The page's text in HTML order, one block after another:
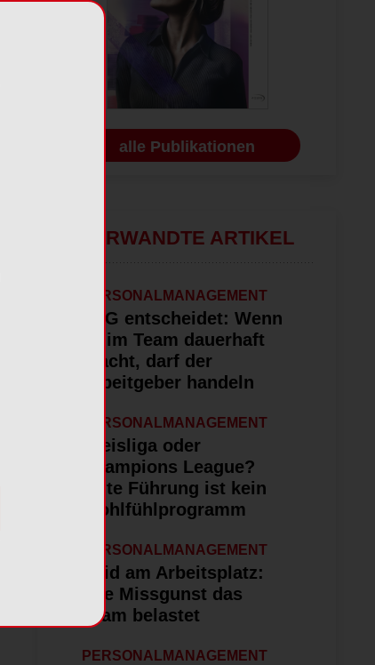
alle Publikationen
VERWANDTE ARTIKEL
PERSONALMANAGEMENT
LAG entscheidet: Wenn
es im Team dauerhaft
kracht, darf der
Arbeitgeber handeln
PERSONALMANAGEMENT
Kreisliga oder
Champions League?
Gute Führung ist kein
Wohlfühlprogramm
PERSONALMANAGEMENT
Neid am Arbeitsplatz:
Wie Missgunst das
Team belastet
PERSONALMANAGEMENT